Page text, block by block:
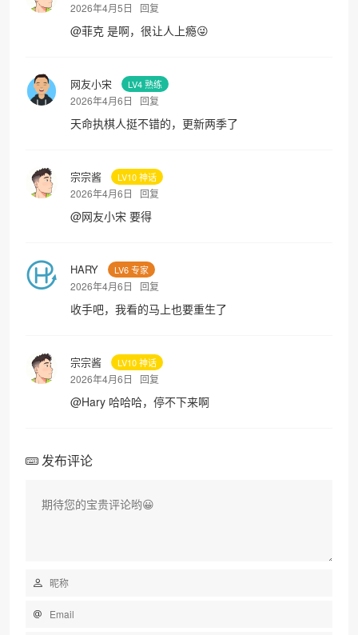
2026年4月5日 回复
@菲克 是啊，很让人上瘾😜
网友小宋 LV4 熟练
2026年4月6日 回复
天命执棋人挺不错的，更新两季了
宗宗酱 LV10 神话
2026年4月6日 回复
@网友小宋 要得
HARY LV6 专家
2026年4月6日 回复
收手吧，我看的马上也要重生了
宗宗酱 LV10 神话
2026年4月6日 回复
@Hary 哈哈哈，停不下来啊
发布评论